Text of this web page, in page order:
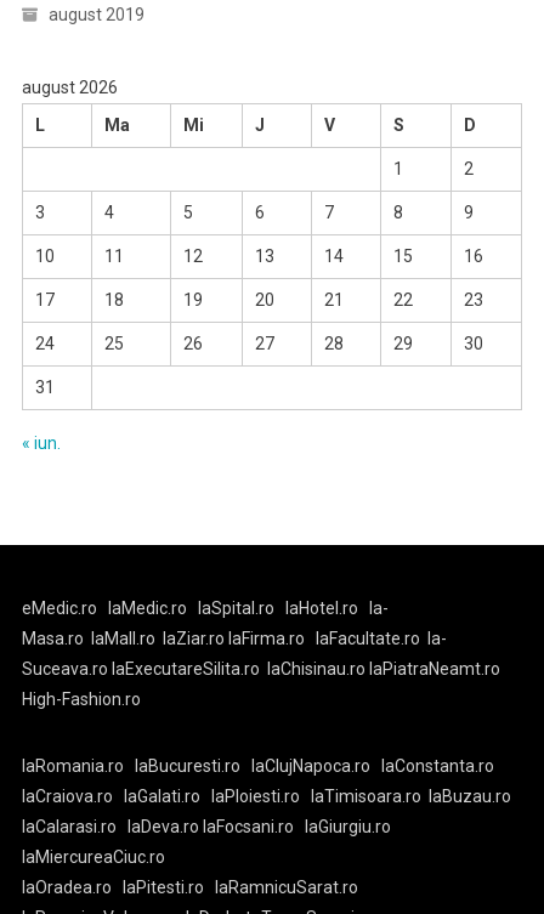
august 2019
august 2026
L
Ma Mi J V S D
1 2
3 4 5 6 7 8 9
10 11 12 13 14 15 16
17 18 19 20 21 22 23
24 25 26 27 28 29 30
31
« iun.
eMedic.ro laMedic.ro laSpital.ro laHotel.ro
la-
Masa.ro
laMall.ro laZiar.ro laFirma.ro laFacultate.ro
la-
Suceava.ro laExecutareSilita.ro laChisinau.ro laPiatraNeamt.ro
High-Fashion.ro
laRomania.ro laBucuresti.ro laClujNapoca.ro
laConstanta.ro
laCraiova.ro
laGalati.ro laPloiesti.ro laTimisoara.ro
laBuzau.ro
laCalarasi.ro
laDeva.ro laFocsani.ro
laGiurgiu.ro
laMiercureaCiuc.ro
laOradea.ro
laPitesti.ro
laRamnicuSarat.ro